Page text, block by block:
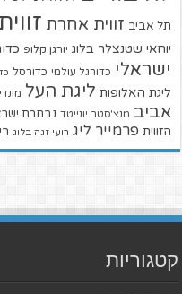
תל אביב זווית אחרת
יוחאי שטנצלר בלוג יורגן קלופ
ישראלי כדורגל עולמי כדורסל
ליגת האלופות ליגת העל
אביב מנצ'סטר יונייטד נבחרת
הזווית פרמייר ליג רועי זגה בלוג
קטגוריות